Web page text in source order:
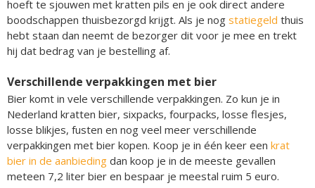
hoeft te sjouwen met kratten pils en je ook direct andere
boodschappen thuisbezorgd krijgt. Als je nog statiegeld thuis
hebt staan dan neemt de bezorger dit voor je mee en trekt
hij dat bedrag van je bestelling af.
Verschillende verpakkingen met bier
Bier komt in vele verschillende verpakkingen. Zo kun je in
Nederland kratten bier, sixpacks, fourpacks, losse flesjes,
losse blikjes, fusten en nog veel meer verschillende
verpakkingen met bier kopen. Koop je in één keer een krat
bier in de aanbieding dan koop je in de meeste gevallen
meteen 7,2 liter bier en bespaar je meestal ruim 5 euro.